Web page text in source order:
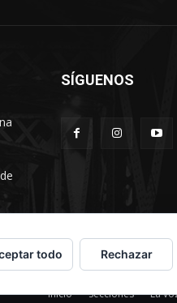
SÍGUENOS
Inicio Secciones La
todo Rechazar